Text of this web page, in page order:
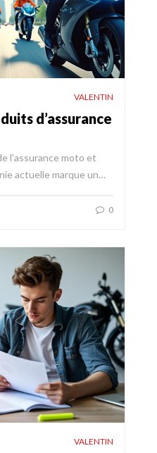
VALENTIN
d’assurance
l'assurance moto et
actuelle marque un…
0
VALENTIN